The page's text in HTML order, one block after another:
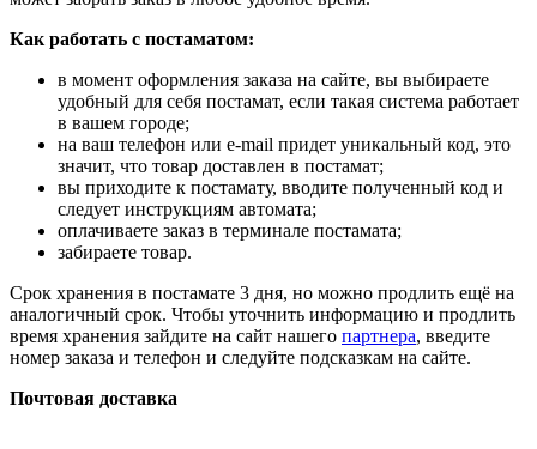
Как работать с постаматом:
в момент оформления заказа на сайте, вы выбираете
удобный для себя постамат, если такая система работает
в вашем городе;
на ваш телефон или e-mail придет уникальный код, это
значит, что товар доставлен в постамат;
вы приходите к постамату, вводите полученный код и
следует инструкциям автомата;
оплачиваете заказ в терминале постамата;
забираете товар.
Срок хранения в постамате 3 дня, но можно продлить ещё на
аналогичный срок. Чтобы уточнить информацию и продлить
время хранения зайдите на сайт нашего партнера, введите
номер заказа и телефон и следуйте подсказкам на сайте.
Почтовая доставка